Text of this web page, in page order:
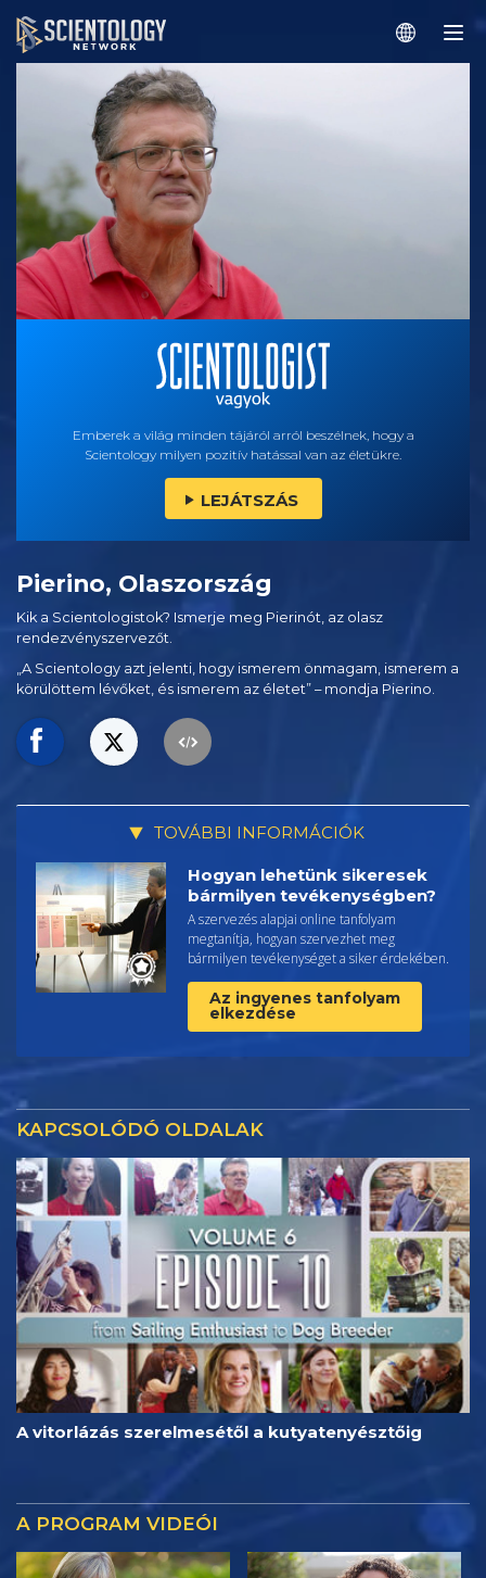
Emberek a világ minden tájáról arról beszélnek, hogy a
Scientology milyen pozitív hatással van az életükre.
LEJÁTSZÁS
Pierino, Olaszország
Kik a Scientologistok? Ismerje meg Pierinót, az olasz
rendezvényszervezőt.
„A Scientology azt jelenti, hogy ismerem önmagam, ismerem a
körülöttem lévőket, és ismerem az életet” – mondja Pierino.
TOVÁBBI INFORMÁCIÓK
Hogyan lehetünk sikeresek
bármilyen tevékenységben?
A szervezés alapjai online tanfolyam
megtanítja, hogyan szervezhet meg
bármilyen tevékenységet a siker érdekében.
Az ingyenes tanfolyam
elkezdése
KAPCSOLÓDÓ OLDALAK
A vitorlázás szerelmesétől a kutyatenyésztőig
A PROGRAM VIDEÓI